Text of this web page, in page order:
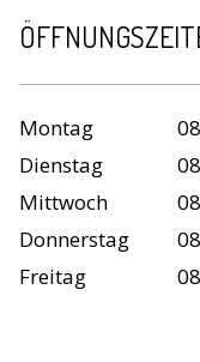
Wochentag
Montag
Dienstag
Mittwoch
Donnerstag
Freitag